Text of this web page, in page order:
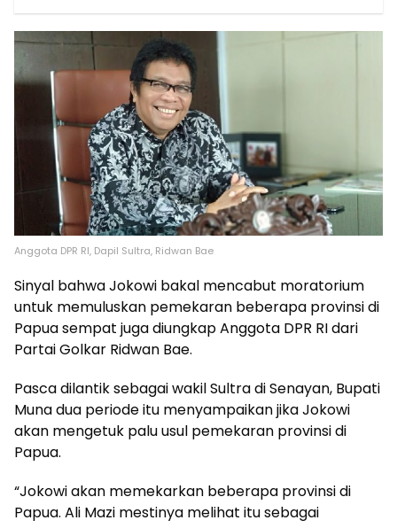
Anggota DPR RI, Dapil Sultra, Ridwan Bae
Sinyal bahwa Jokowi bakal mencabut moratorium
untuk memuluskan pemekaran beberapa provinsi di
Papua sempat juga diungkap Anggota DPR RI dari
Partai Golkar Ridwan Bae.
Pasca dilantik sebagai wakil Sultra di Senayan, Bupati
Muna dua periode itu menyampaikan jika Jokowi
akan mengetuk palu usul pemekaran provinsi di
Papua.
“Jokowi akan memekarkan beberapa provinsi di
Papua. Ali Mazi mestinya melihat itu sebagai